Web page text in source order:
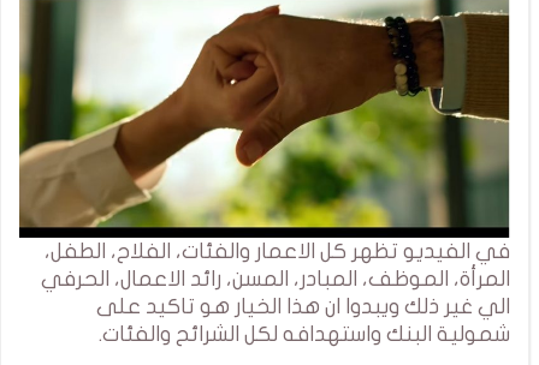
في الفيديو تظهر كل الاعمار والفئات، الفلاح، الطفل،
المرأة، الموظف، المبادر، المسن، رائد الاعمال، الحرفي
الي غير ذلك ويبدوا ان هذا الخيار هو تاكيد على
شمولية البنك واستهدافه لكل الشرائح والفئات.